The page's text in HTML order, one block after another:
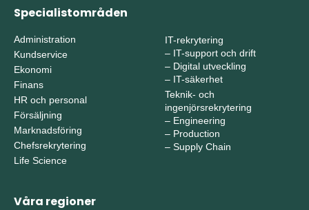
Specialistområden
Administration
Kundservice
Ekonomi
Finans
HR och personal
Försäljning
Marknadsföring
Chefsrekrytering
Life Science
IT-rekrytering
– IT-support och drift
– Digital utveckling
– IT-säkerhet
Teknik- och
ingenjörsrekrytering
– Engineering
– Production
– Supply Chain
Våra regioner